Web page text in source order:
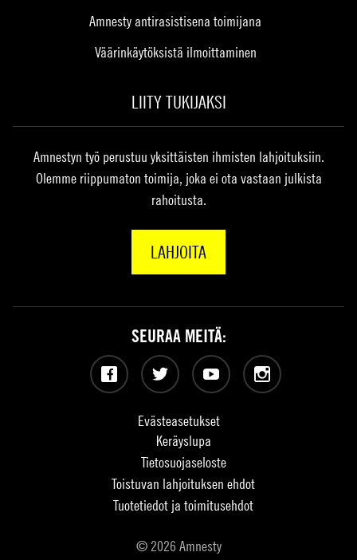
Amnesty antirasistisena toimijana
Väärinkäytöksistä ilmoittaminen
LIITY TUKIJAKSI
Amnestyn työ perustuu yksittäisten ihmisten lahjoituksiin.
Olemme riippumaton toimija, joka ei ota vastaan julkista
rahoitusta.
LAHJOITA
Evästeasetukset
Keräyslupa
Tietosuojaseloste
Toistuvan lahjoituksen ehdot
Tuotetiedot ja toimitusehdot
© 2026 Amnesty
SEURAA MEITÄ:
Facebook Twitter YouTubeInstagram